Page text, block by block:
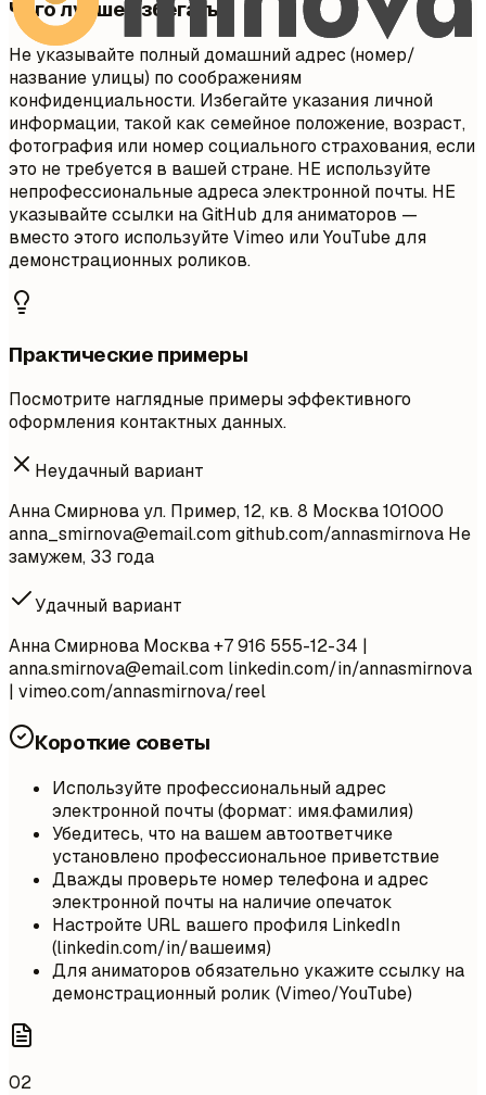
Чего лучше избегать
Не указывайте полный домашний адрес (номер/
название улицы) по соображениям
конфиденциальности. Избегайте указания личной
информации, такой как семейное положение, возраст,
фотография или номер социального страхования, если
это не требуется в вашей стране. НЕ используйте
непрофессиональные адреса электронной почты. НЕ
указывайте ссылки на GitHub для аниматоров —
вместо этого используйте Vimeo или YouTube для
демонстрационных роликов.
Практические примеры
Посмотрите наглядные примеры эффективного
оформления контактных данных.
Неудачный вариант
Анна Смирнова ул. Пример, 12, кв. 8 Москва 101000
anna_smirnova@email.comgithub.com/annasmirnova Не
замужем, 33 года
Удачный вариант
Анна Смирнова Москва +7 916 555-12-34 |
anna.smirnova@email.com linkedin.com/in/annasmirnova
| vimeo.com/annasmirnova/reel
Короткие советы
Используйте профессиональный адрес
электронной почты (формат: имя.фамилия)
Убедитесь, что на вашем автоответчике
установлено профессиональное приветствие
Дважды проверьте номер телефона и адрес
электронной почты на наличие опечаток
Настройте URL вашего профиля LinkedIn
(linkedin.com/in/вашеимя)
Для аниматоров обязательно укажите ссылку на
демонстрационный ролик (Vimeo/YouTube)
02